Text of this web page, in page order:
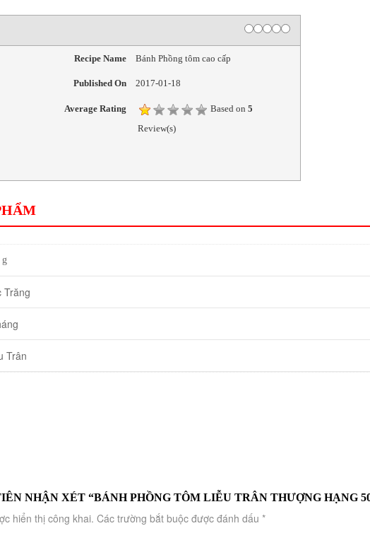
Recipe Name Bánh Phồng tôm cao cấp
Published On 2017-01-18
Average Rating Based on5
Review(s)
g
Trăng
Trân
NHẬN XÉT “BÁNH PHỒNG TÔM LIỄU TRÂN THƯỢNG HẠNG
hiển thị công khai. Các trường bắt buộc được đánh dấu *